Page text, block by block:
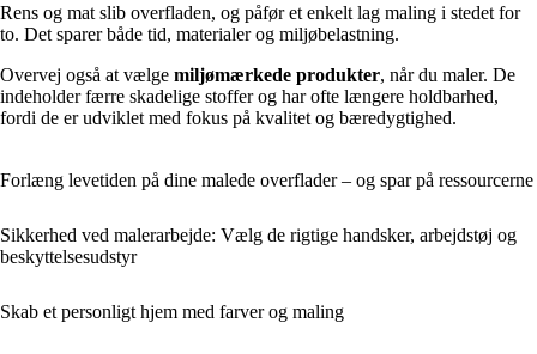
Rens og mat slib overfladen, og påfør et enkelt lag maling i stedet for
to. Det sparer både tid, materialer og miljøbelastning.
Overvej også at vælge miljømærkede produkter, når du maler. De
indeholder færre skadelige stoffer og har ofte længere holdbarhed,
fordi de er udviklet med fokus på kvalitet og bæredygtighed.
Forlæng levetiden på dine malede overflader – og spar på ressourcerne
Sikkerhed ved malerarbejde: Vælg de rigtige handsker, arbejdstøj og
beskyttelsesudstyr
Skab et personligt hjem med farver og maling